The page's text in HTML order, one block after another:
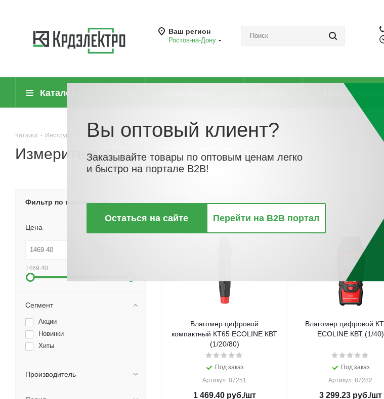
Ваш регион
Ростов-на-Дону
Каталог Направления
Каталог - Инструмент, измерительные приборы и средства защиты - Измерительные приборы и тестеры Измеритель
Измеритель влажности материала
Влагомер цифровой
компактный КТ65 ECOLINE КВТ
(1/20/80)
Под заказ
Артикул: 87251
1 469.40руб./шт
Влагомер цифровой
ECOLINE КВТ (1/40)
Под заказ
Артикул: 87282
3 299.23руб./шт
Фильтр по параметрам
Цена
1469.40
Сегмент
Акции
Новинки
Хиты
Производитель
Вы оптовый клиент?
Заказывайте товары по оптовым ценам легко
и быстро на портале B2B!
Остаться на сайте Перейти на B2B портал